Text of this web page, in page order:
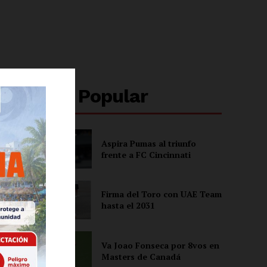
Lo + Popular
Aspira Pumas al triunfo
frente a FC Cincinnati
Firma del Toro con UAE Team
hasta el 2031
Va Joao Fonseca por 8vos en
Masters de Canadá